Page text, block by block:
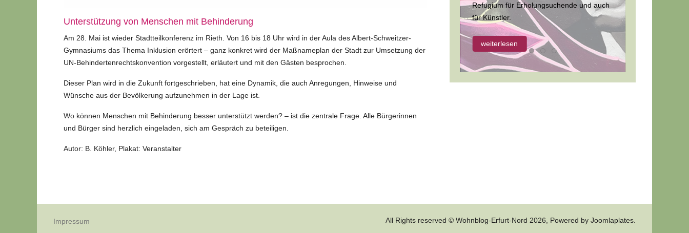
Unterstützung von Menschen mit Behinderung
Am 28. Mai ist wieder Stadtteilkonferenz im Rieth. Von 16 bis 18 Uhr wird in der Aula des Albert-Schweitzer-
Gymnasiums das Thema Inklusion erörtert – ganz konkret wird der Maßnameplan der Stadt zur Umsetzung der
UN-Behindertenrechtskonvention vorgestellt, erläutert und mit den Gästen besprochen.
Dieser Plan wird in die Zukunft fortgeschrieben, hat eine Dynamik, die auch Anregungen, Hinweise und
Wünsche aus der Bevölkerung aufzunehmen in der Lage ist.
Wo können Menschen mit Behinderung besser unterstützt werden? – ist die zentrale Frage. Alle Bürgerinnen
und Bürger sind herzlich eingeladen, sich am Gespräch zu beteiligen.
Autor: B. Köhler, Plakat: Veranstalter
Refugium für Erholungsuchende und auch
für Künstler.
weiterlesen
Impressum
All Rights reserved © Wohnblog-Erfurt-Nord 2026, Powered by Joomlaplates.